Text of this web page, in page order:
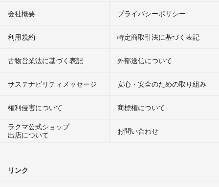
会社概要 プライバシーポリシー
利用規約 特定商取引法に基づく表記
古物営業法に基づく表記 外部送信について
サステナビリティメッセージ 安心・安全のための取り組み
権利侵害について
商標権について
ラクマ公式ショップ
出店について
お問い合わせ
リンク